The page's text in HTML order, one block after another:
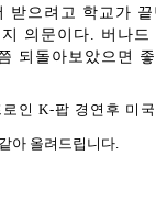
받으려고 학교가
의문이다. 버나드
되돌아보았으면
인 K-팝 경연후 미
아 올려드립니다.